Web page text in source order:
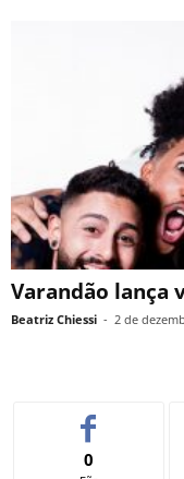
Varandão lança
Beatriz Chiessi - 2 de
0